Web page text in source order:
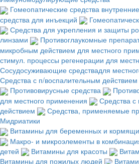
Гомеопатические средства внутренние
средства для инъекций
Средства для укрепления и защиты
линзами
Противоглаукомные
микробным действием для местного
стимул. процессы регенерации для
Сосудосуживающие средствадля
Средства с п/воспалительным
Противовирусные средства
для местного применения
Средства
действием
Средства, применяемые
Мидриатики
Витамины для беременных и
Макро- и микроэлементы в
детей
Витамины для красоты
Витамины для пожилых людей